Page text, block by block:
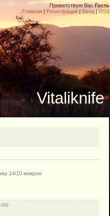
Приветствую Вас Гость
Главная | Регистрация | Вход|RSS
Vitaliknife
14/10 микрон
0